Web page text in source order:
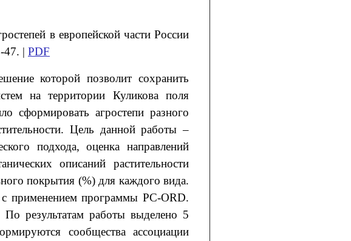
в европейской части России
47. | PDF
которой позволит сохранить
на территории Куликова поля
сформировать агростепи разного
Цель данной работы –
подхода, оценка направлений
описаний растительности
покрытия (%) для каждого вида.
с применением программы РС-ORD.
По результатам работы выделено 5
сообщества ассоциации